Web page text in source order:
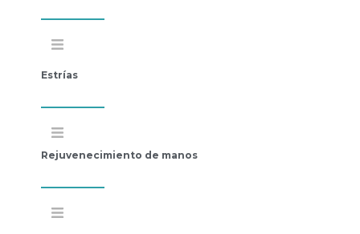
Estrías
Rejuvenecimiento de manos